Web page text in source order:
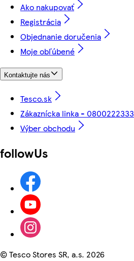
Ako nakupovať
Registrácia
Objednanie doručenia
Moje obľúbené
Kontaktujte nás
Tesco.sk
Zákaznícka linka - 0800222333
Výber obchodu
followUs
©Tesco Stores SR, a.s. 2026